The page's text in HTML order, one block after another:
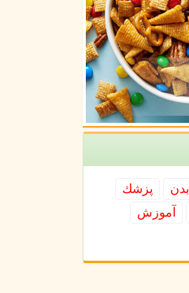
بدن
پزشك
آموزش